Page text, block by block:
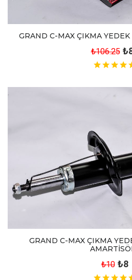
GRAND C-MAX ÇIKMA YEDEK
₺106.25
GRAND C-MAX ÇIKMA
₺10 ₺8